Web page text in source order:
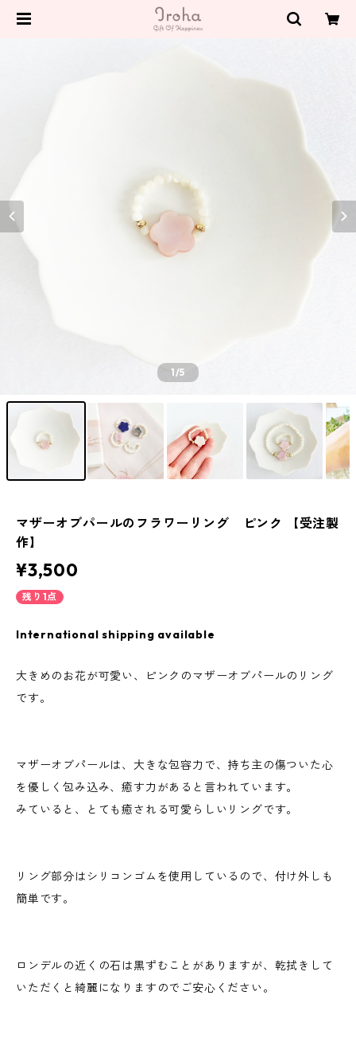
1/5
マザーオブパールのフラワーリング ピンク 【受注製
作】
¥3,500
残り1点
International shipping available
大きめのお花が可愛い、ピンクのマザーオブパールのリング
です。
マザーオブパールは、大きな包容力で、持ち主の傷ついた心
を優しく包み込み、癒す力があると言われています。
みていると、とても癒される可愛らしいリングです。
リング部分はシリコンゴムを使用しているので、付け外しも
簡単です。
ロンデルの近くの石は黒ずむことがありますが、乾拭きして
いただくと綺麗になりますのでご安心ください。